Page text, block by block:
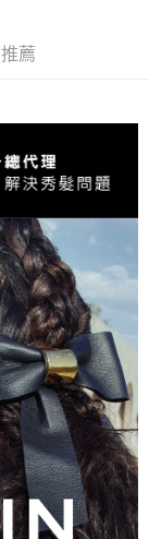
公司將視審查結果
惡意使用之情形，
薦